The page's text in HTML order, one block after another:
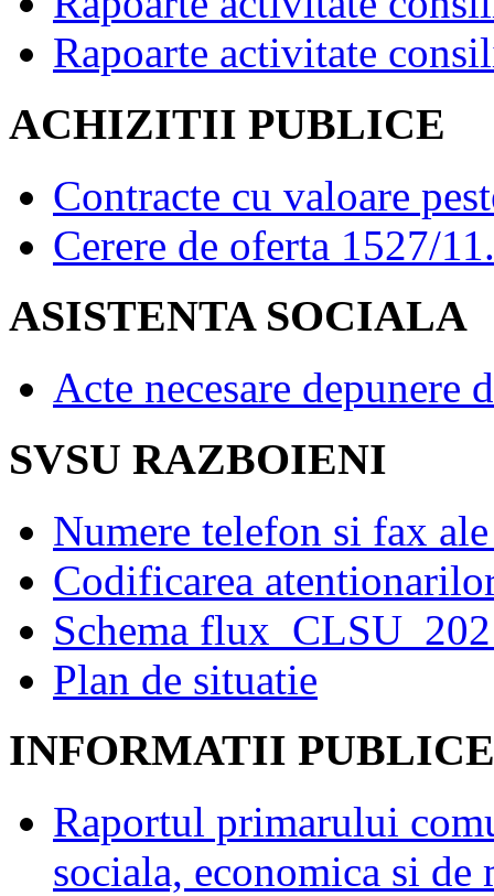
Rapoarte activitate
ACHIZITII PUBLICE
Contracte cu valoare
Cerere de oferta 1527/
ASISTENTA SOCIALA
Acte necesare depunere
SVSU RAZBOIENI
Numere telefon si fax
Codificarea
Schema
Plan de situatie
INFORMATII PUBLICE
Raportul primarului
sociala, economica si